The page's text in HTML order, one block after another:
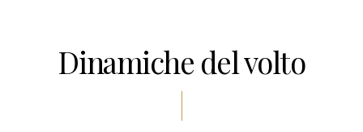
Dinamiche del volto